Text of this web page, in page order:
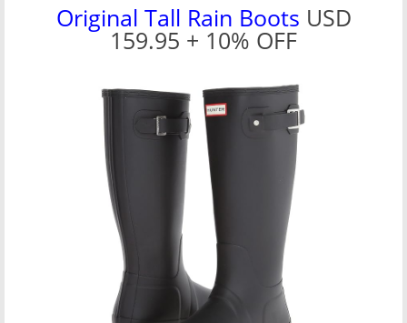
Original Tall Rain Boots USD
159.95 + 10% OFF